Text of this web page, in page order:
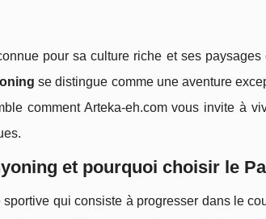
pour sa culture riche et ses
se distingue comme une aventure
comment Arteka-eh.com vous invite à
et pourquoi choisir le
qui consiste à progresser dans le